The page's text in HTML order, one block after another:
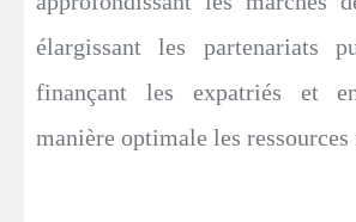
élargissant les partenariats
finançant les expatriés et
manière optimale les ressources